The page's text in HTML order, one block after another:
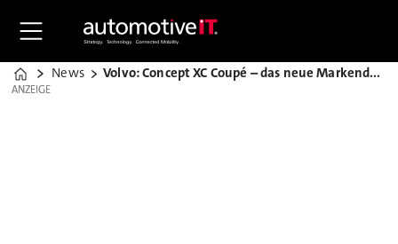
Home
News Volvo: Concept XC Coupé – das neue Markendesign
ANZEIGE
ANZEIGE